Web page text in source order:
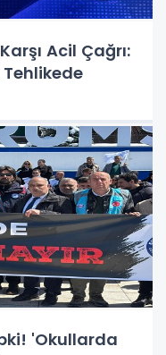
Acil Çağrı:
Tehlikede
'Okullarda